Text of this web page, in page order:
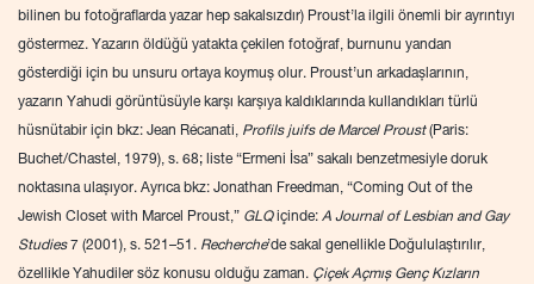
bilinen bu fotoğraflarda yazar hep sakalsızdır) Proust’la ilgili önemli bir ayrıntıyı
göstermez. Yazarın öldüğü yatakta çekilen fotoğraf, burnunu yandan
gösterdiği için bu unsuru ortaya koymuş olur. Proust’un arkadaşlarının,
yazarın Yahudi görüntüsüyle karşı karşıya kaldıklarında kullandıkları türlü
hüsnütabir için bkz: Jean Récanati, Profils juifs de Marcel Proust(Paris:
Buchet/Chastel, 1979), s. 68; liste “Ermeni İsa” sakalı benzetmesiyle doruk
noktasına ulaşıyor. Ayrıca bkz: Jonathan Freedman, “Coming Out of the
Jewish Closet with Marcel Proust,” GLQiçinde: A Journal of Lesbian and Gay
Studies7 (2001), s. 521–51. Recherche’de sakal genellikle Doğululaştırılır,
özellikle Yahudiler söz konusu olduğu zaman. Çiçek Açmış Genç Kızların